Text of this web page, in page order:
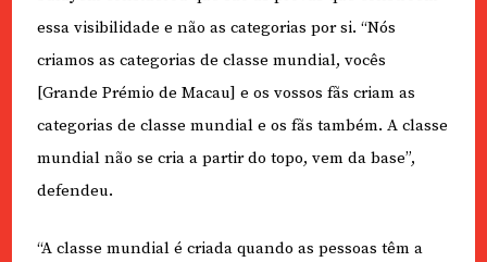
essa visibilidade e não as categorias por si. “Nós
criamos as categorias de classe mundial, vocês
[Grande Prémio de Macau] e os vossos fãs criam as
categorias de classe mundial e os fãs também. A classe
mundial não se cria a partir do topo, vem da base”,
defendeu.
“A classe mundial é criada quando as pessoas têm a